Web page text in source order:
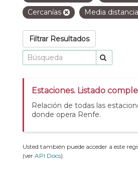
Cercanías
Media distancia
Filtrar Resultados
Estaciones. Listado
Relación de todas las
donde opera Renfe.
Usted también puede acceder a este
(ver API Docs).